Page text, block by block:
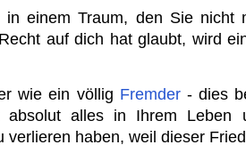
in einem Traum, den Sie nicht
auf dich hat glaubt, wird
wie ein völlig Fremder- dies
absolut alles in Ihrem Leben
verlieren haben, weil dieser